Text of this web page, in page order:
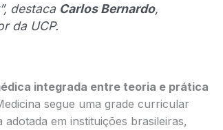
destaca Carlos Bernardo,
da UCP.
integrada entre teoria e prática
segue uma grade curricular
adotada em instituições brasileiras,